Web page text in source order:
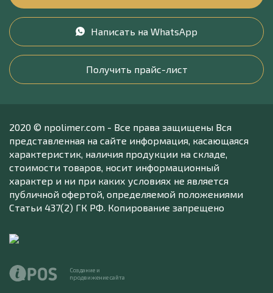
Написать на WhatsApp
Получить прайс-лист
2020 © npolimer.com - Все права защищены Вся
представленная на сайте информация, касающаяся
характеристик, наличия продукции на складе,
стоимости товаров, носит информационный
характер и ни при каких условиях не является
публичной офертой, определяемой положениями
Статьи 437(2) ГК РФ. Копирование запрещено
Создание и
продвижение сайта